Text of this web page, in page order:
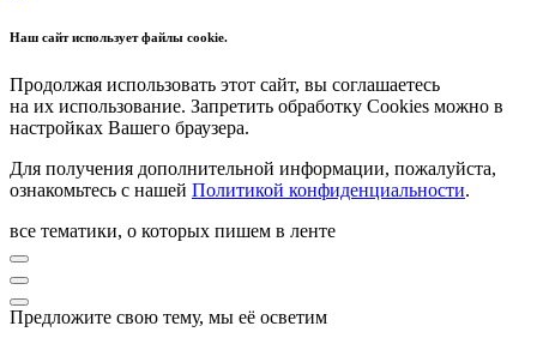
Наш сайт использует файлы cookie.
Продолжая использовать этот сайт, вы соглашаетесь
на их использование. Запретить обработку Cookies можно в
настройках Вашего браузера.
Для получения дополнительной информации, пожалуйста,
ознакомьтесь с нашей Политикой конфиденциальности.
все тематики, о которых пишем в ленте
Предложите свою тему, мы её осветим